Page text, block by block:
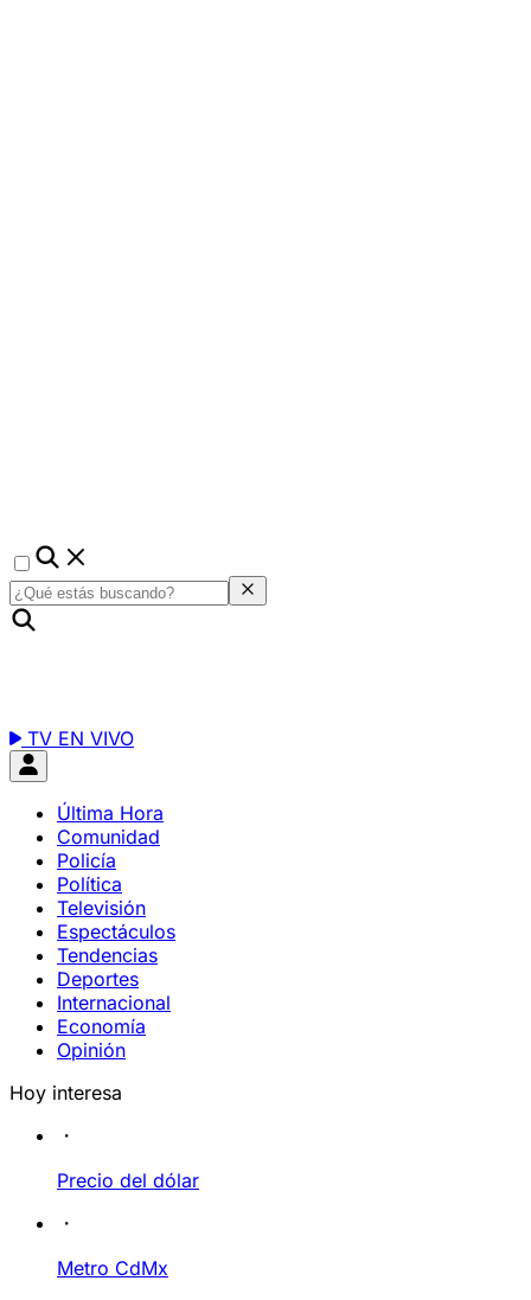
TV EN VIVO
Última Hora
Comunidad
Policía
Política
Televisión
Espectáculos
Tendencias
Deportes
Internacional
Economía
Opinión
Hoy interesa
Precio del dólar
Metro CdMx